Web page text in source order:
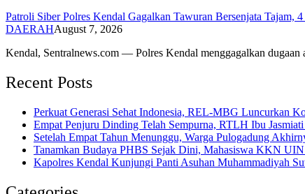
Patroli Siber Polres Kendal Gagalkan Tawuran Bersenjata Tajam,
DAERAHAugust 7, 2026
Kendal, Sentralnews.com — Polres Kendal menggagalkan
Recent Posts
Perkuat Generasi Sehat Indonesia, REL-MBG Luncurkan
Empat Penjuru Dinding Telah Sempurna, RTLH Ibu
Setelah Empat Tahun Menunggu, Warga Pulogadung
Tanamkan Budaya PHBS Sejak Dini, Mahasiswa KKN
Kapolres Kendal Kunjungi Panti Asuhan Muhammadiyah